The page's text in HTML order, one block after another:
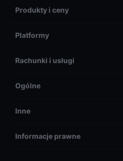
Produkty i ceny
Platformy
Rachunki i usługi
Ogólne
Inne
Informacje prawne